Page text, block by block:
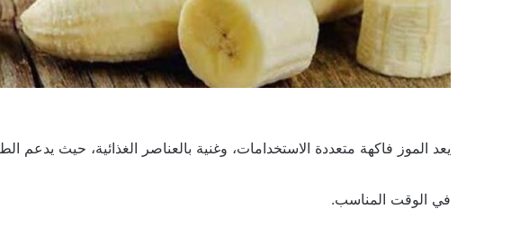
يعد الموز فاكهة متعددة الاستخدامات، وغنية بالعناصر الغذائية، حيث يدعم
في الوقت المناسب.